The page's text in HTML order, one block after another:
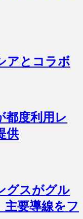
アとコラボ
都度利用レ
供
グスがグル
主要導線をフ